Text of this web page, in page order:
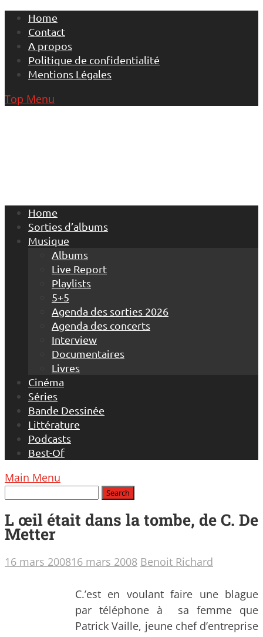
Skip
content
Home
Contact
A propos
Politique de confidentialité
Mentions Légales
Top Menu
Home
Sorties d’albums
Musique
Albums
Live Report
Playlists
5+5
Agenda des sorties 2026
Agenda des concerts
Interview
Documentaires
Livres
Cinéma
Séries
Bande Dessinée
Littérature
Podcasts
Best-Of
Main Menu
L œil était dans la tombe, de C. De
Metter
16 mars 200816 mars 2008 Benoit Richard
C.’est en voulant faire une blague
par téléphone à sa femme que
Patrick Vaille, jeune chef d’entreprise